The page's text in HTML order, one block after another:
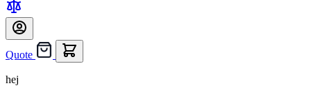
Quote
hej